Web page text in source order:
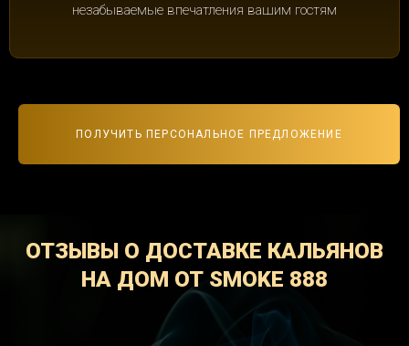
незабываемые впечатления вашим гостям
ПОЛУЧИТЬ ПЕРСОНАЛЬНОЕ ПРЕДЛОЖЕНИЕ
ОТЗЫВЫ О ДОСТАВКЕ КАЛЬЯНОВ
НА ДОМ ОТ SMOKE 888